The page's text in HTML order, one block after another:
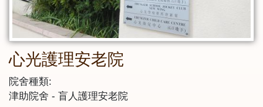
心光護理安老院
院舍種類:
津助院舍
盲人護理安老院